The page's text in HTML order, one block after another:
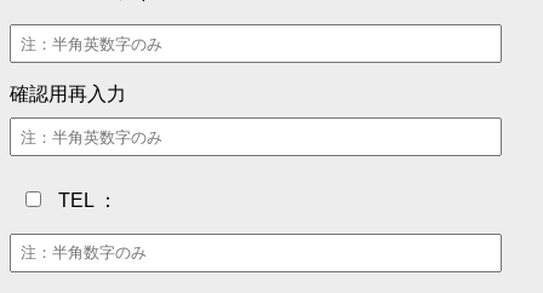
確認用再入力
TEL ：